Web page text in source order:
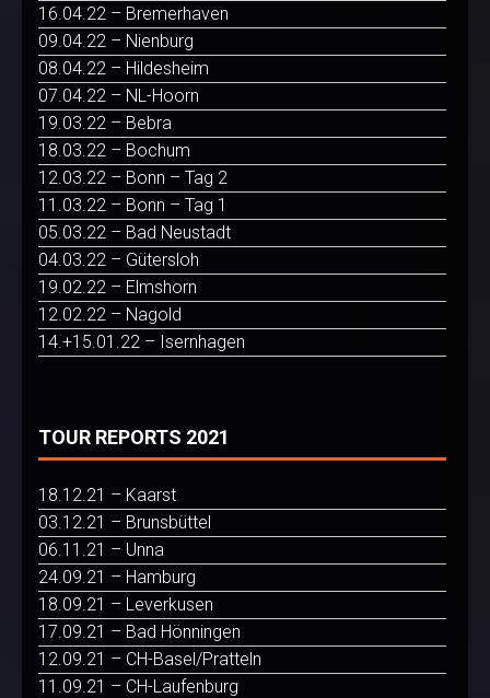
16.04.22 – Bremerhaven
09.04.22 – Nienburg
08.04.22 – Hildesheim
07.04.22 – NL-Hoorn
19.03.22 – Bebra
18.03.22 – Bochum
12.03.22 – Bonn – Tag 2
11.03.22 – Bonn – Tag 1
05.03.22 – Bad Neustadt
04.03.22 – Gütersloh
19.02.22 – Elmshorn
12.02.22 – Nagold
14.+15.01.22 – Isernhagen
TOUR REPORTS 2021
18.12.21 – Kaarst
03.12.21 – Brunsbüttel
06.11.21 – Unna
24.09.21 – Hamburg
18.09.21 – Leverkusen
17.09.21 – Bad Hönningen
12.09.21 – CH-Basel/Pratteln
11.09.21 – CH-Laufenburg